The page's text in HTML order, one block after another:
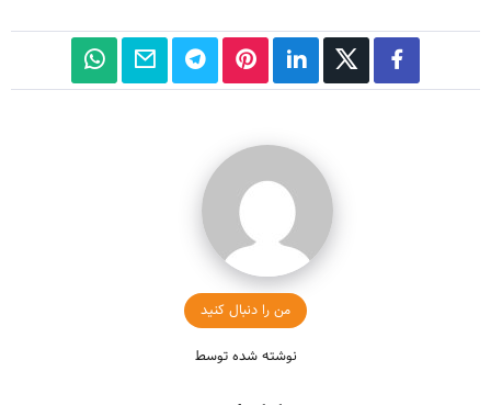
من را دنبال کنید
نوشته شده توسط